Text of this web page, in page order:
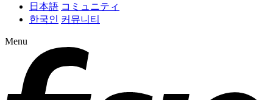
日本語 コミュニティ
한국인 커뮤니티
Menu